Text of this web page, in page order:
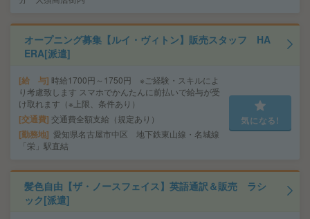
オープニング募集【ルイ・ヴィトン】販売スタッフ HA
ERA[派遣]
給 与 時給1700円～1750円 ※ご経験・スキルによ
り考慮致します スマホでかんたんに前払いで給与が受
け取れます（※上限、条件あり）
交通費 交通費全額支給（規定あり）
勤務地 愛知県名古屋市中区 地下鉄東山線・名城線
「栄」駅直結
気になる!
髪色自由【ザ・ノースフェイス】英語通訳＆販売 ラシ
ック[派遣]